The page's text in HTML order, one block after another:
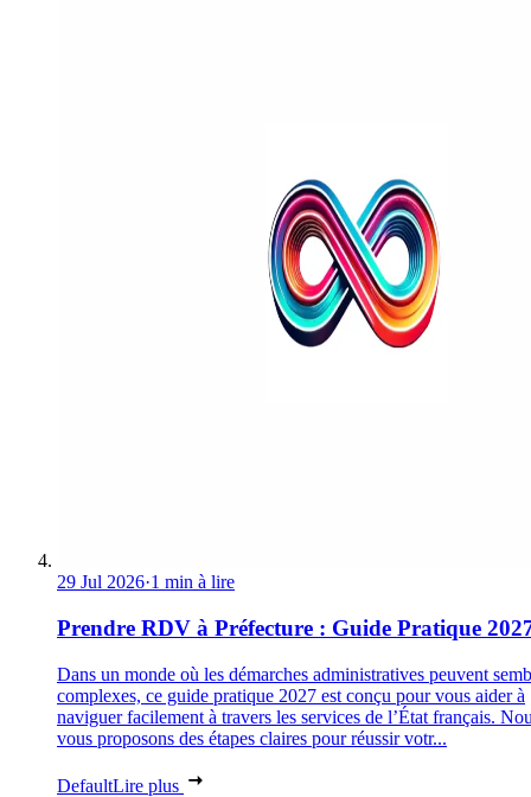
29 Jul 2026·1 min à lire
Prendre RDV à Préfecture : Guide Pratique
Dans un monde où les démarches administratives peuvent
complexes, ce guide pratique 2027 est conçu pour vous aider à
naviguer facilement à travers les services de l’État français.
vous proposons des étapes claires pour réussir votr...
DefaultLire plus